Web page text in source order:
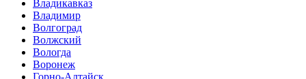
Владикавказ
Владимир
Волгоград
Волжский
Вологда
Воронеж
Горно-Алтайск